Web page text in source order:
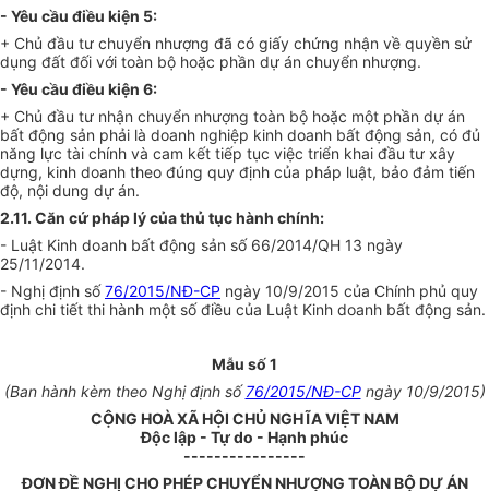
- Yêu cầu điều kiện 5:
+ Chủ đầu tư chuyển nhượng đã có giấy chứng nhận về quyền sử
dụng đất đối với toàn bộ hoặc phần dự án chuyển nhượng.
- Yêu cầu điều kiện 6:
+ Chủ đầu tư nhận chuyển nhượng toàn bộ hoặc một phần dự án
bất động sản phải là doanh nghiệp kinh doanh bất động sản, có đủ
năng lực tài chính và cam kết tiếp tục việc triển khai đầu tư xây
dựng, kinh doanh theo đúng quy định của pháp luật, bảo đảm tiến
độ, nội dung dự án.
2.11. Căn cứ pháp lý của thủ tục hành chính:
- Luật Kinh doanh bất động sản số 66/2014/QH 13 ngày
25/11/2014.
- Nghị định số76/2015/NĐ-CP ngày 10/9/2015 của Chính phủ quy
định chi tiết thi hành một số điều của Luật Kinh doanh bất động sản.
Mẫu số 1
(Ban hành kèm theo Nghị định số76/2015/NĐ-CPngày 10/9/2015)
CỘNG HOÀ XÃ HỘI CHỦ NGHĨA VIỆT NAM
Độc lập - Tự do - Hạnh phúc
----------------
ĐƠN ĐỀ NGHỊ CHO PHÉP CHUYỂN NHƯỢNG TOÀN BỘ DỰ ÁN